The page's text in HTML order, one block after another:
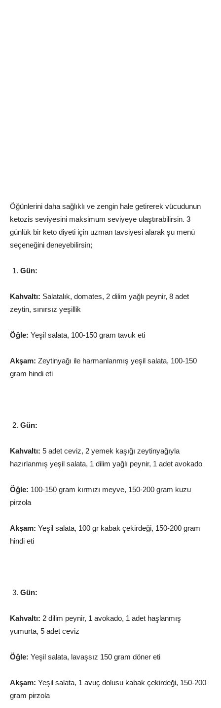
Öğünlerini daha sağlıklı ve zengin hale getirerek vücudunun
ketozis seviyesini maksimum seviyeye ulaştırabilirsin. 3
günlük bir keto diyeti için uzman tavsiyesi alarak şu menü
seçeneğini deneyebilirsin;
Gün:
Kahvaltı: Salatalık, domates, 2 dilim yağlı peynir, 8 adet
zeytin, sınırsız yeşillik
Öğle: Yeşil salata, 100-150 gram tavuk eti
Akşam: Zeytinyağı ile harmanlanmış yeşil salata, 100-150
gram hindi eti
Gün:
Kahvaltı: 5 adet ceviz, 2 yemek kaşığı zeytinyağıyla
hazırlanmış yeşil salata, 1 dilim yağlı peynir, 1 adet avokado
Öğle: 100-150 gram kırmızı meyve, 150-200 gram kuzu
pirzola
Akşam: Yeşil salata, 100 gr kabak çekirdeği, 150-200 gram
hindi eti
Gün:
Kahvaltı: 2 dilim peynir, 1 avokado, 1 adet haşlanmış
yumurta, 5 adet ceviz
Öğle: Yeşil salata, lavaşsız 150 gram döner eti
Akşam: Yeşil salata, 1 avuç dolusu kabak çekirdeği, 150-200
gram pirzola